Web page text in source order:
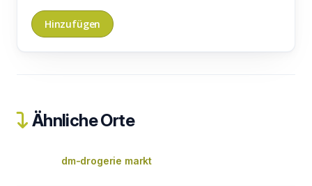
Ähnliche Orte
dm-drogerie markt